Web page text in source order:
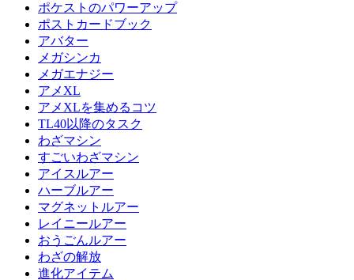
ポケストのパワーアップ
ポストカードブック
アバター
メガシンカ
メガエナジー
アメXL
アメXLを集めるコツ
TL40以降のタスク
わざマシン
すごいわざマシン
アイスルアー
ハーブルアー
マグネットルアー
レイニールアー
おうごんルアー
わざの解放
進化アイテム